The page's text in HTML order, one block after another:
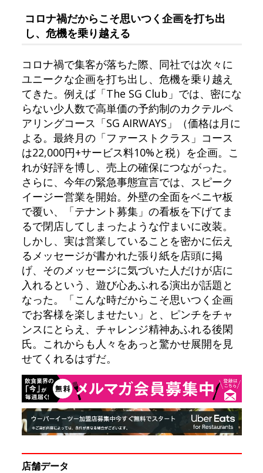
コロナ禍だからこそ思いつく企画を打ち出
し、危機を乗り越える
コロナ禍で集客が落ちた際、同社では次々に
ユニークな企画を打ち出し、危機を乗り越え
てきた。例えば「The SG Club」では、密にな
らない少人数で高単価の予約制のカクテルペ
アリングコース「SG AIRWAYS」（価格は月に
よる。最終月の「ファーストクラス」コース
は22,000円+サービス料10%と税）を企画。こ
れが好評を博し、売上の確保につながった。
さらに、今年の緊急事態宣言では、スピーク
イージー営業を開始。外壁の全面をベニヤ板
で覆い、「テナント募集」の看板を下げてま
るで閉店してしまったような佇まいに改装。
しかし、実は営業していることを密かに伝え
るメッセージが書かれた張り紙を店頭に掲
げ、そのメッセージに気づいた人だけが店に
入れるという、遊び心あふれる演出が話題と
なった。「こんな時だからこそ思いつく企画
でお客様を楽しませたい」と、ピンチをチャ
ンスにとらえ、チャレンジ精神あふれる後閑
氏。これからも人々をあっと驚かせ展開を見
せてくれるはずだ。
店舗データ